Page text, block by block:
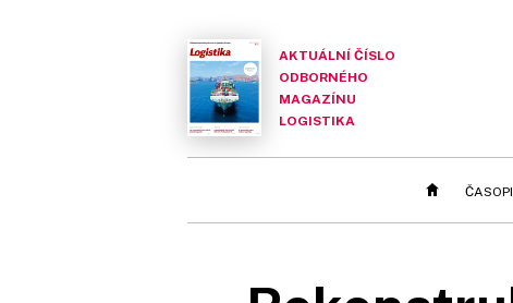
AKTUÁLNÍ ČÍSLO
ODBORNÉHO
MAGAZÍNU
LOGISTIKA